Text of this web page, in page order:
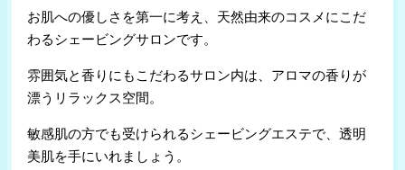
お肌への優しさを第一に考え、天然由来のコスメにこだ
わるシェービングサロンです。
雰囲気と香りにもこだわるサロン内は、アロマの香りが
漂うリラックス空間。
敏感肌の方でも受けられるシェービングエステで、透明
美肌を手にいれましょう。